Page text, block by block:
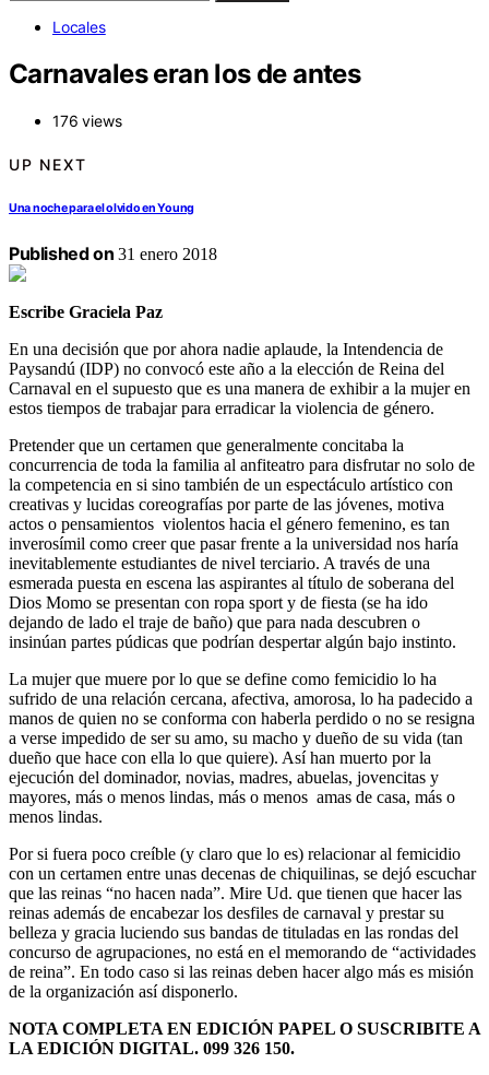
Locales
Carnavales eran los de antes
176 views
UP NEXT
Una noche para el olvido en Young
Published on 31 enero 2018
Escribe Graciela Paz
En una decisión que por ahora nadie aplaude, la Intendencia de
Paysandú (IDP) no convocó este año a la elección de Reina del
Carnaval en el supuesto que es una manera de exhibir a la mujer en
estos tiempos de trabajar para erradicar la violencia de género.
Pretender que un certamen que generalmente concitaba la
concurrencia de toda la familia al anfiteatro para disfrutar no solo de
la competencia en si sino también de un espectáculo artístico con
creativas y lucidas coreografías por parte de las jóvenes, motiva
actos o pensamientos violentos hacia el género femenino, es tan
inverosímil como creer que pasar frente a la universidad nos haría
inevitablemente estudiantes de nivel terciario. A través de una
esmerada puesta en escena las aspirantes al título de soberana del
Dios Momo se presentan con ropa sport y de fiesta (se ha ido
dejando de lado el traje de baño) que para nada descubren o
insinúan partes púdicas que podrían despertar algún bajo instinto.
La mujer que muere por lo que se define como femicidio lo ha
sufrido de una relación cercana, afectiva, amorosa, lo ha padecido a
manos de quien no se conforma con haberla perdido o no se resigna
a verse impedido de ser su amo, su macho y dueño de su vida (tan
dueño que hace con ella lo que quiere). Así han muerto por la
ejecución del dominador, novias, madres, abuelas, jovencitas y
mayores, más o menos lindas, más o menos amas de casa, más o
menos lindas.
Por si fuera poco creíble (y claro que lo es) relacionar al femicidio
con un certamen entre unas decenas de chiquilinas, se dejó escuchar
que las reinas “no hacen nada”. Mire Ud. que tienen que hacer las
reinas además de encabezar los desfiles de carnaval y prestar su
belleza y gracia luciendo sus bandas de tituladas en las rondas del
concurso de agrupaciones, no está en el memorando de “actividades
de reina”. En todo caso si las reinas deben hacer algo más es misión
de la organización así disponerlo.
NOTA COMPLETA EN EDICIÓN PAPEL O SUSCRIBITE A
LA EDICIÓN DIGITAL. 099 326 150.